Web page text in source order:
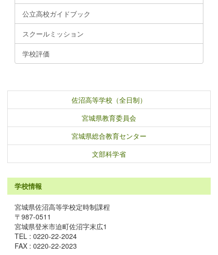
公立高校ガイドブック
スクールミッション
学校評価
佐沼高等学校（全日制）
宮城県教育委員会
宮城県総合教育センター
文部科学省
学校情報
宮城県佐沼高等学校定時制課程
〒987-0511
宮城県登米市迫町佐沼字末広1
TEL : 0220-22-2024
FAX : 0220-22-2023